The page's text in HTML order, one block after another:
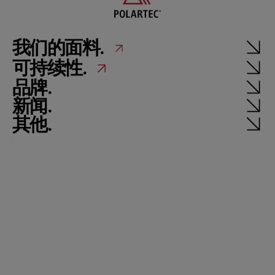
我们的面料.
可持续性.
品牌.
新闻.
其他.